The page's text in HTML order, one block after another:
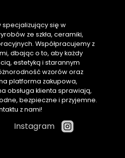
specjalizujący się w
ze szkła, ceramiki,
Współpracujemy z
dbając o to, aby każdy
estetyką i starannym
wzorów oraz
platforma zakupowa,
obsługa klienta sprawiają,
bezpieczne i przyjemne.
z nami!
Instagram